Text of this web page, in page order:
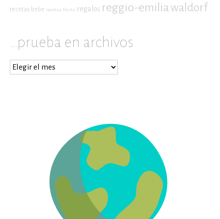
recetas bebe recetas fiesta regalos reggio-emilia waldorf
…prueba en archivos
…